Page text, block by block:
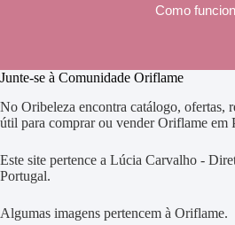
Como
Junte-se à Comunidade Oriflame
No Oribeleza encontra catálogo, ofertas,
útil para comprar ou vender Oriflame em
Este site pertence a Lúcia Carvalho -
Portugal.
Algumas imagens pertencem à Oriflame.